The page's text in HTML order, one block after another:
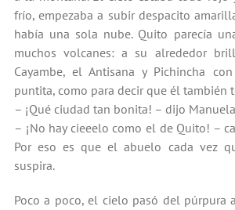
frío, empezaba a subir despacito
había una sola nube. Quito parecía
muchos volcanes: a su alrededor
Cayambe, el Antisana y Pichincha
puntita, como para decir que él también
– ¡Qué ciudad tan bonita! – dijo
– ¡No hay cieeelo como el de Quito! –
Por eso es que el abuelo cada vez
suspira.
Poco a poco, el cielo pasó del púrpura